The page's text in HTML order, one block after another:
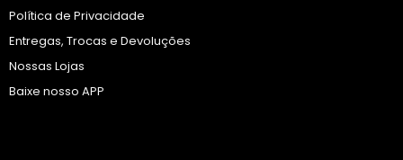
Política de Privacidade
Entregas, Trocas e Devoluções
Nossas Lojas
Baixe nosso APP